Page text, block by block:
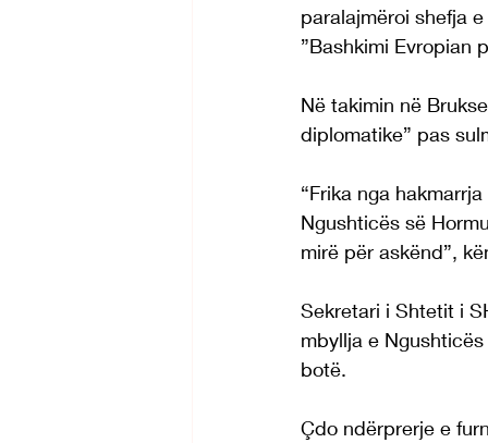
paralajmëroi shefja
”Bashkimi Evropian
Në takimin në
diplomatike” pas
“Frika nga
Ngushticës së
mirë për askënd”,
Sekretari i Shtetit i
mbyllja e
botë.
Çdo ndërprerje e